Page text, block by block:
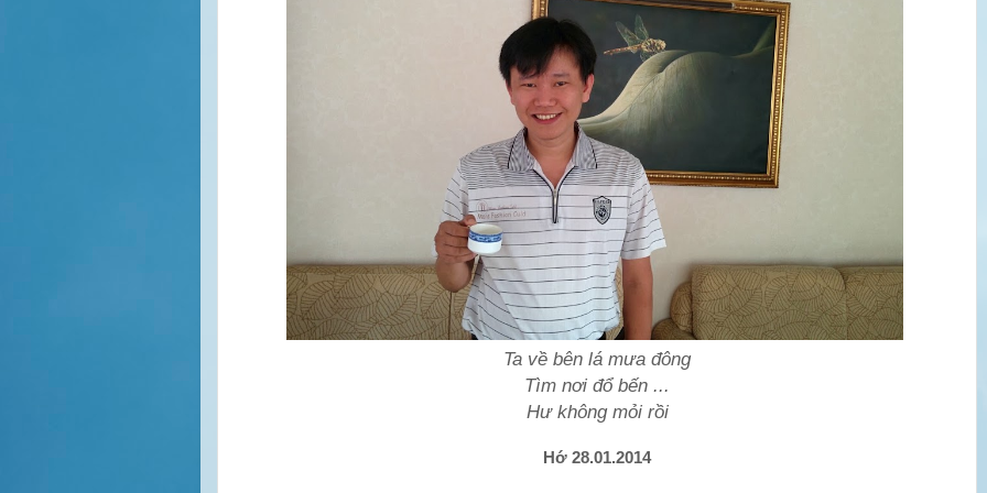
Ta về bên lá mưa đông
Tìm nơi đổ bến ...
Hư không mỏi rồi
Hớ 28.01.2014